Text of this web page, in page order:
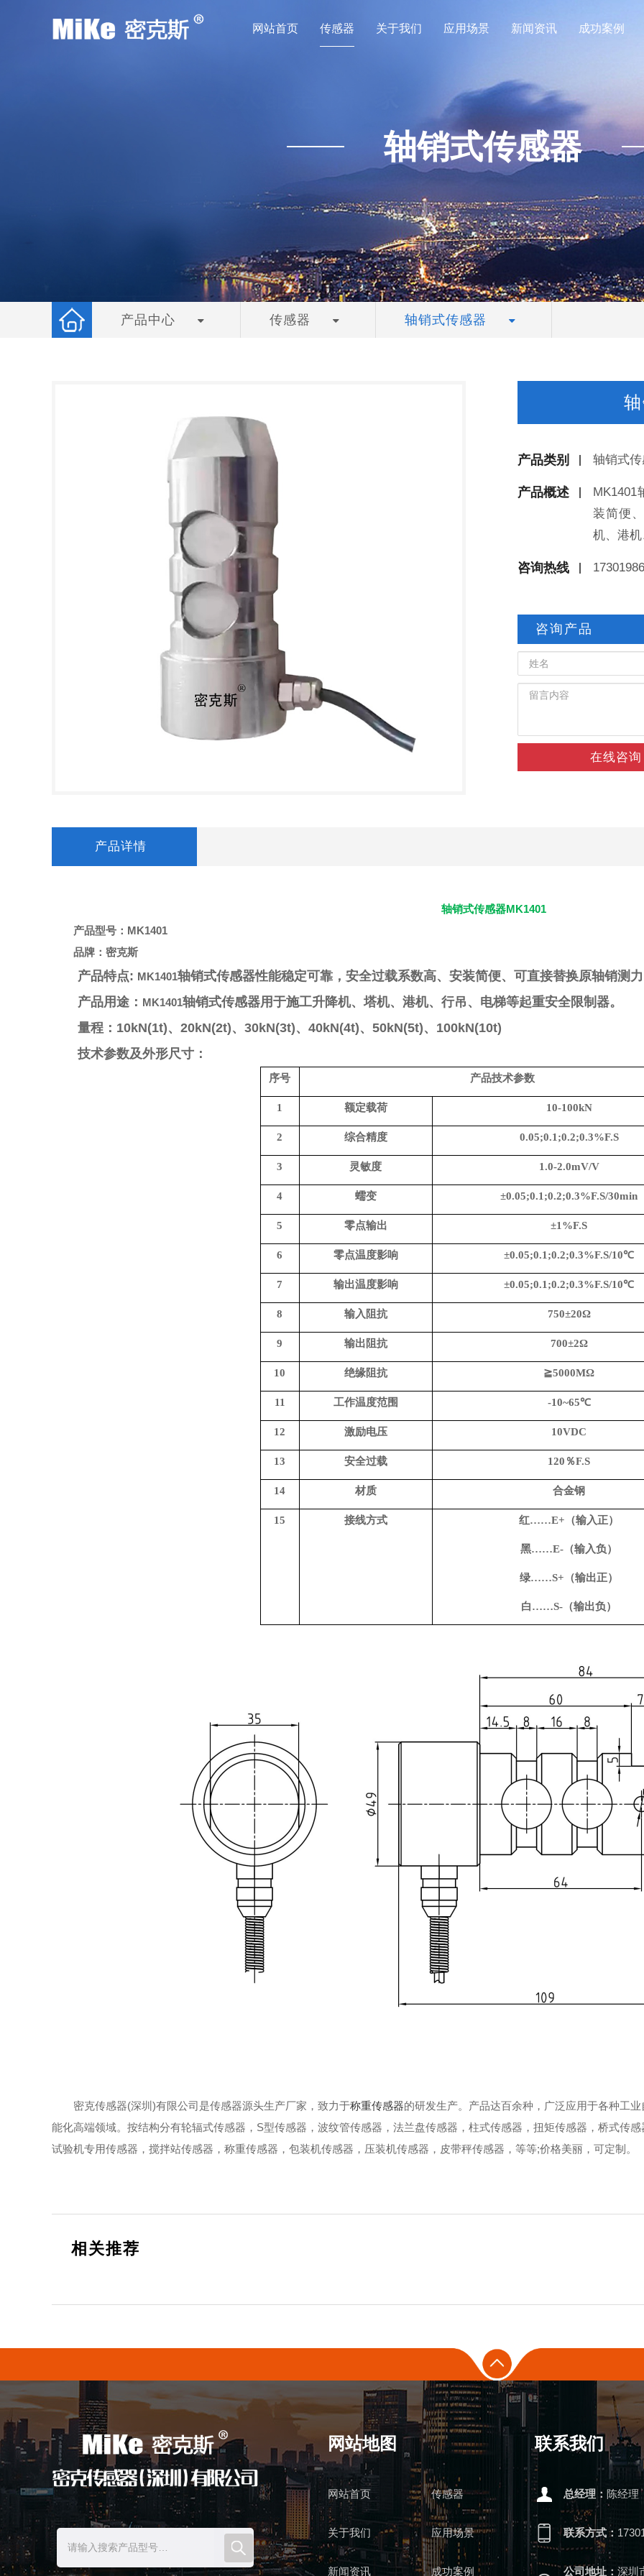
网站首页 传感器 关于我们 应用场景 新闻资讯 成功案例
轴销式传感器
产品中心 传感器 轴销式传感器
产品类别 轴销式
产品概述
MK1401
装简便
机、港
咨询热线
咨询产品
在线咨询
产品详情
轴销式传感器MK1401
产品型号：MK1401
品牌：密克斯
产品特点: MK1401轴销式传感器性能稳定可靠，安全过载系数高、安装简便、可直接替换原轴销测
产品用途： MK1401轴销式传感器用于施工升降机、塔机、港机、行吊、电梯等起重安全限制器。
量程： 10kN(1t)、 20kN(2t)、 30kN(3t)、 40kN(4t)、 50kN(5t)、 100kN(10t)
技术参数及外形尺寸：
序号 产品技术参数
1 额定载荷 10-100kN
2 综合精度 0.05;0.1;0.2;0.3%F.S
3 灵敏度 1.0-2.0mV/V
4 蠕变 ±0.05;0.1;0.2;0.3%F.S/30min
5 零点输出 ±1%F.S
6 零点温度影响 ±0.05;0.1;0.2;0.3%F.S/10℃
7 输出温度影响 ±0.05;0.1;0.2;0.3%F.S/10℃
8 输入阻抗 750±20Ω
9 输出阻抗 700±2Ω
10 绝缘阻抗 ≧5000MΩ
11 工作温度范围 -10~65℃
12 激励电压 10VDC
13 安全过载 120％F.S
14 材质 合金钢
15 接线方式 红……E+（输入正）
黑……E-（输入负）
绿……S+（输出正）
白……S-（输出负）
密克传感器(深圳)有限公司是传感器源头生产厂家，致力于称重传感器的研发生产。产品达百余种，广泛应用于各种工
能化高端领域。按结构分有轮辐式传感器，S型传感器，波纹管传感器，法兰盘传感器，柱式传感器，扭矩传感器，桥式传
试验机专用传感器，搅拌站传感器，称重传感器，包装机传感器，压装机传感器，皮带秤传感器，等等;价格美丽，可定制。
相关推荐
网站地图
网站首页 传感器
关于我们 应用场景
新闻资讯 成功案例
联系我们
总经理： 陈经理
联系方式：
公司地址： 深圳